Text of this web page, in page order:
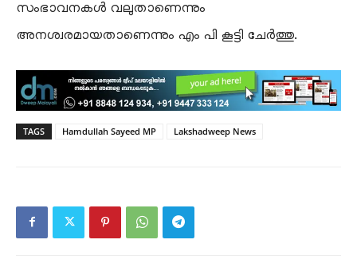
സംഭാവനകൾ വലുതാണെന്നും
അനശ്വരമായതാണെന്നും എം പി കൂട്ടി ചേർത്തു.
TAGS Hamdullah Sayeed MP Lakshadweep News